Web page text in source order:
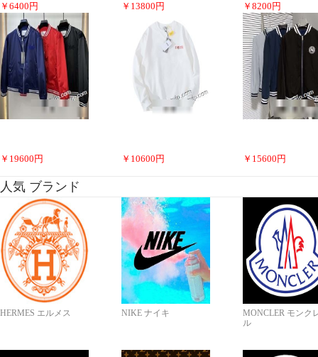
￥ 6400 円 ￥ 13800 円 ￥ 8200 円
￥ 19600 円 ￥ 10600 円 ￥ 15600 円
人気 ブランド
HERMES エルメス NIKE ナイキ
MONCLER モンク
ル